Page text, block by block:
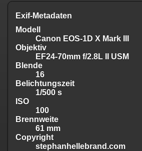
Exif-Metadaten
Modell
Canon EOS-1D X Mark III
Objektiv
EF24-70mm f/2.8L II USM
Blende
16
Belichtungszeit
1/500 s
ISO
100
Brennweite
61 mm
Copyright
stephanhellebrand.com